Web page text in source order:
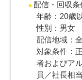
配信・回収条
年齢：20歳
性別：男女
配信地域：
対象条件：
者およびア
員／社長相